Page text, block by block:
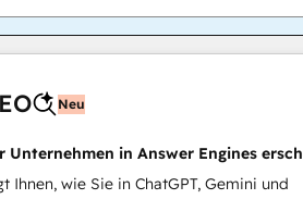
Neu
Unternehmen in Answer Engines
Ihnen, wie Sie in ChatGPT, Gemini und